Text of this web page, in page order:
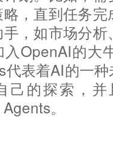
，直到任务
，如市场分
入OpenAI的大
代表着AI的一种
己的探索，
。